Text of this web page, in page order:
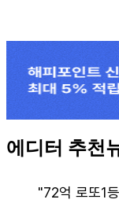
에디터 추천